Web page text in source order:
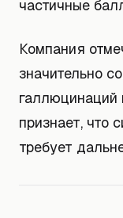
частичные
Компания
значительно
галлюцинаций
признает, что
требует